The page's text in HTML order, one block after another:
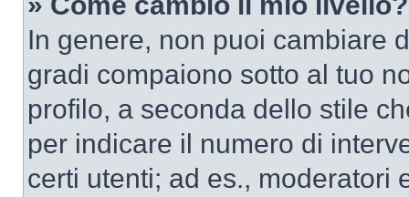
In genere, non puoi cambiare
gradi compaiono sotto al tuo
profilo, a seconda dello stile
per indicare il numero di
certi utenti; ad es., moderatori